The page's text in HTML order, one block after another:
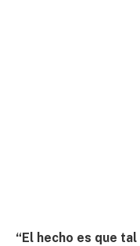
“El hecho es que